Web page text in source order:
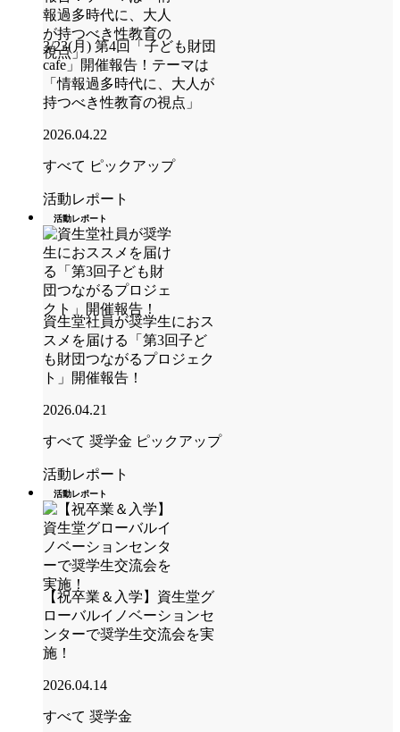
3/23(月) 第4回「子ども財団
cafe」開催報告！テーマは
「情報過多時代に、大人が
持つべき性教育の視点」
2026.04.22
すべて ピックアップ
活動レポート
活動レポート
資生堂社員が奨学生におス
スメを届ける「第3回子ど
も財団つながるプロジェク
ト」開催報告！
2026.04.21
すべて 奨学金 ピックアップ
活動レポート
活動レポート
【祝卒業＆入学】資生堂グ
ローバルイノベーションセ
ンターで奨学生交流会を実
施！
2026.04.14
すべて 奨学金